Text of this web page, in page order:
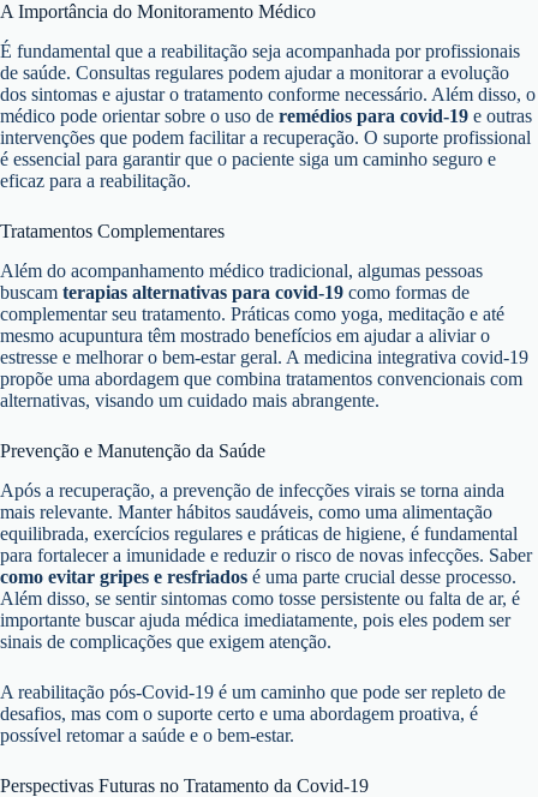
A Importância do Monitoramento Médico
É fundamental que a reabilitação seja acompanhada por profissionais
de saúde. Consultas regulares podem ajudar a monitorar a evolução
dos sintomas e ajustar o tratamento conforme necessário. Além disso, o
médico pode orientar sobre o uso de remédios para covid-19 e outras
intervenções que podem facilitar a recuperação. O suporte profissional
é essencial para garantir que o paciente siga um caminho seguro e
eficaz para a reabilitação.
Tratamentos Complementares
Além do acompanhamento médico tradicional, algumas pessoas
buscam terapias alternativas para covid-19 como formas de
complementar seu tratamento. Práticas como yoga, meditação e até
mesmo acupuntura têm mostrado benefícios em ajudar a aliviar o
estresse e melhorar o bem-estar geral. A medicina integrativa covid-19
propõe uma abordagem que combina tratamentos convencionais com
alternativas, visando um cuidado mais abrangente.
Prevenção e Manutenção da Saúde
Após a recuperação, a prevenção de infecções virais se torna ainda
mais relevante. Manter hábitos saudáveis, como uma alimentação
equilibrada, exercícios regulares e práticas de higiene, é fundamental
para fortalecer a imunidade e reduzir o risco de novas infecções. Saber
como evitar gripes e resfriados é uma parte crucial desse processo.
Além disso, se sentir sintomas como tosse persistente ou falta de ar, é
importante buscar ajuda médica imediatamente, pois eles podem ser
sinais de complicações que exigem atenção.
A reabilitação pós-Covid-19 é um caminho que pode ser repleto de
desafios, mas com o suporte certo e uma abordagem proativa, é
possível retomar a saúde e o bem-estar.
Perspectivas Futuras no Tratamento da Covid-19